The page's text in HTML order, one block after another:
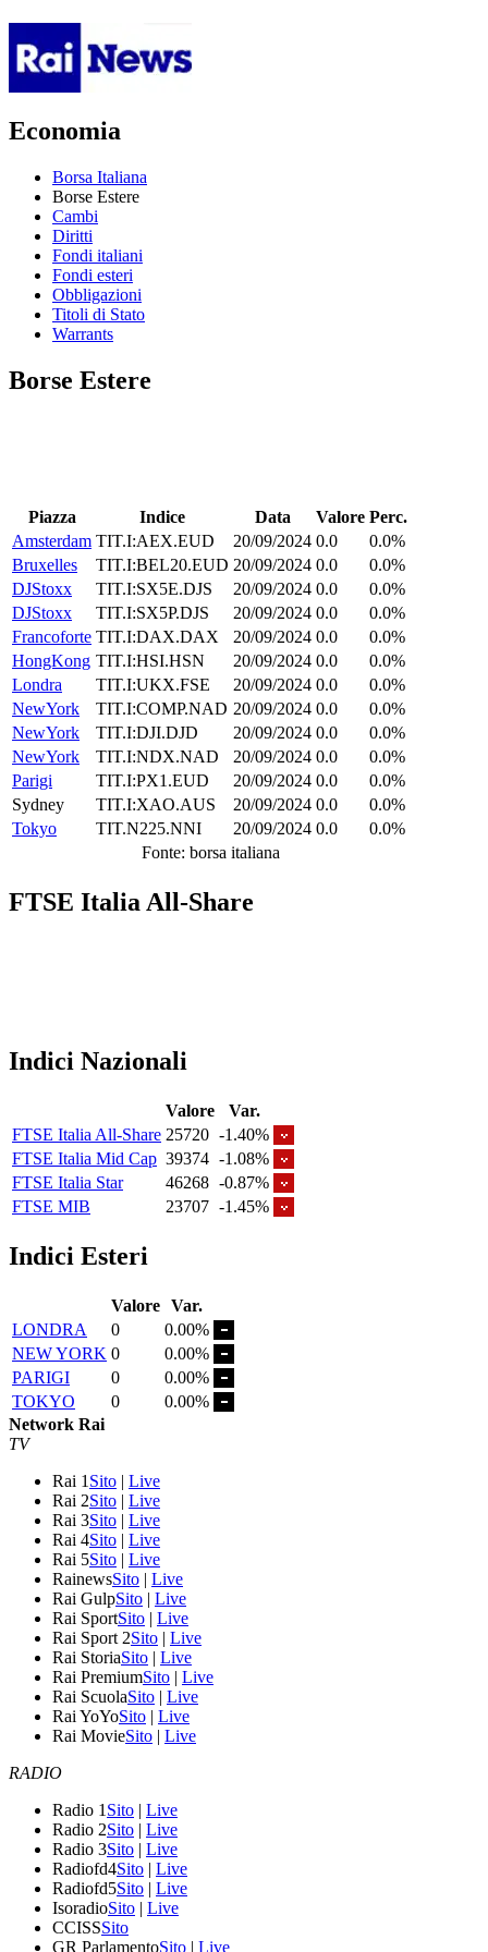
Economia
Borsa Italiana
Borse Estere
Cambi
Diritti
Fondi italiani
Fondi esteri
Obbligazioni
Titoli di Stato
Warrants
Borse Estere
Piazza Indice Data Valore Perc.
Amsterdam TIT.I:AEX.EUD 20/09/2024 0.0
0.0%
Bruxelles
TIT.I:BEL20.EUD 20/09/2024 0.0
0.0%
DJStoxx
TIT.I:SX5E.DJS 20/09/2024 0.0
0.0%
DJStoxx
TIT.I:SX5P.DJS 20/09/2024 0.0
0.0%
Francoforte TIT.I:DAX.DAX 20/09/2024 0.0
0.0%
HongKong TIT.I:HSI.HSN 20/09/2024 0.0
0.0%
Londra
TIT.I:UKX.FSE 20/09/2024 0.0
0.0%
NewYork
TIT.I:COMP.NAD 20/09/2024 0.0
0.0%
NewYork
TIT.I:DJI.DJD 20/09/2024 0.0
0.0%
NewYork
TIT.I:NDX.NAD 20/09/2024 0.0
0.0%
Parigi
TIT.I:PX1.EUD 20/09/2024 0.0
0.0%
Sydney
TIT.I:XAO.AUS 20/09/2024 0.0
0.0%
Tokyo
TIT.N225.NNI 20/09/2024 0.0
0.0%
Fonte: borsa italiana
FTSE Italia All-Share
Indici Nazionali
Valore
Var.
FTSE Italia All-Share 25720 -1.40%
FTSE Italia Mid Cap 39374 -1.08%
FTSE Italia Star
46268 -0.87%
FTSE MIB
23707 -1.45%
Indici Esteri
Valore Var.
LONDRA
0
0.00%
NEW YORK 0
0.00%
PARIGI
0
0.00%
TOKYO
0
0.00%
Network Rai
TV
Rai 1 Sito | Live
Rai 2Sito | Live
Rai 3Sito | Live
Rai 4Sito | Live
Rai 5Sito | Live
RainewsSito | Live
Rai GulpSito | Live
Rai SportSito | Live
Rai Sport 2Sito | Live
Rai StoriaSito | Live
Rai PremiumSito | Live
Rai ScuolaSito | Live
Rai YoYoSito | Live
Rai MovieSito | Live
RADIO
Radio 1 Sito | Live
Radio 2Sito | Live
Radio 3Sito | Live
Radiofd4Sito | Live
Radiofd5Sito | Live
IsoradioSito | Live
CCISSSito
GR ParlamentoSito | Live